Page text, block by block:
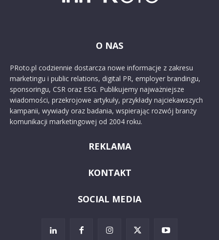
O NAS
PRoto.pl codziennie dostarcza nowe informacje z zakresu
marketingu i public relations, digital PR, employer brandingu,
sponsoringu, CSR oraz ESG. Publikujemy najważniejsze
wiadomości, przekrojowe artykuły, przykłady najciekawszych
kampanii, wywiady oraz badania, wspierając rozwój branży
komunikacji marketingowej od 2004 roku.
REKLAMA
KONTAKT
SOCIAL MEDIA